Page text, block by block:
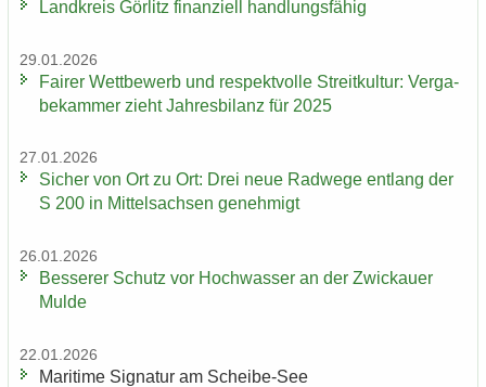
Land­kreis Gör­litz fi­nan­zi­ell hand­lungs­fä­hig
29.01.2026
Fai­rer Wett­be­werb und re­spekt­vol­le Streit­kul­tur: Ver­ga­
be­kam­mer zieht Jah­res­bi­lanz für 2025
27.01.2026
Si­cher von Ort zu Ort: Drei neue Rad­we­ge ent­lang der
S 200 in Mit­tel­sach­sen ge­neh­migt
26.01.2026
Bes­se­rer Schutz vor Hoch­was­ser an der Zwi­ckau­er
Mulde
22.01.2026
Ma­ri­ti­me Si­gna­tur am Scheibe-​See